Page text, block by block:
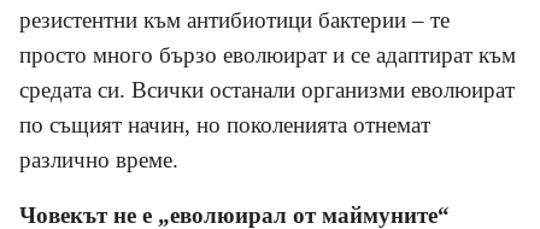
резистентни към антибиотици бактерии – те
просто много бързо еволюират и се адаптират към
средата си. Всички останали организми еволюират
по същият начин, но поколенията отнемат
различно време.
Човекът не е „еволюирал от маймуните“